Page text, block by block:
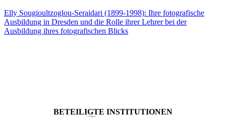
Elly Sougioultzoglou-Seraidari (1899-1998): Ihre fotografische
Ausbildung in Dresden und die Rolle ihrer Lehrer bei der
Ausbildung ihres fotografischen Blicks
BETEILIGTE INSTITUTIONEN